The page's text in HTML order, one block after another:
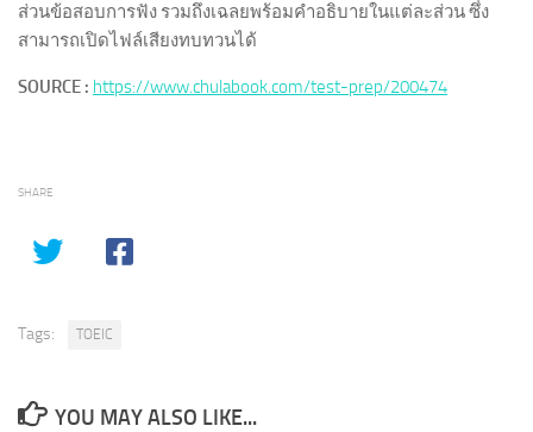
ส่วนข้อสอบการฟัง รวมถึงเฉลยพร้อมคำอธิบายในแต่ละส่วน ซึ่ง
สามารถเปิดไฟล์เสียงทบทวนได้
SOURCE : https://www.chulabook.com/test-prep/200474
SHARE
Tags: TOEIC
YOU MAY ALSO LIKE...